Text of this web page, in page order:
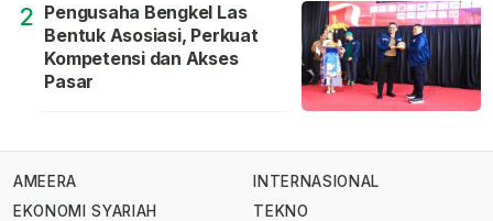
2 Pengusaha Bengkel Las
Bentuk Asosiasi, Perkuat
Kompetensi dan Akses
Pasar
AMEERA
EKONOMI SYARIAH
INTERNASIONAL
TEKNO